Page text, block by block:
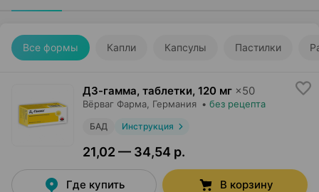
Все формы Капли Капсулы Пастилки
Д3-гамма, таблетки, 120 мг ×50
Вёрваг Фарма , Германия • без рецепта
БАД Инструкция
21,02 — 34,54 р.
Где купить В корзину